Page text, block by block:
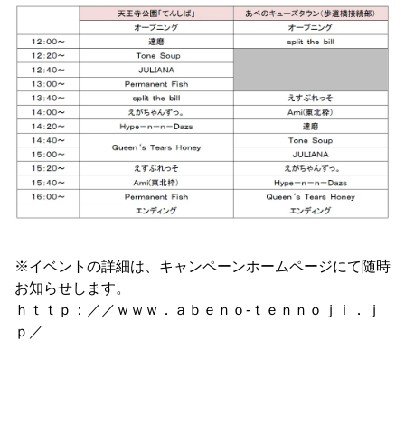
※イベントの詳細は、キャンペーンホームページにて随時
お知らせします。
ｈｔｔｐ：／／ｗｗｗ．ａｂｅｎｏ-ｔｅｎｎｏｊｉ．ｊ
ｐ／